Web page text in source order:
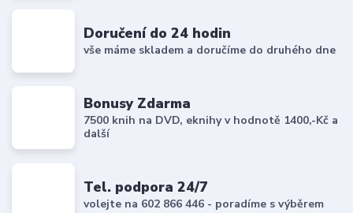
Doručení do 24 hodin
vše máme skladem a doručíme do druhého dne
Bonusy Zdarma
7500 knih na DVD, eknihy v hodnotě 1400,-Kč a
další
Tel. podpora 24/7
volejte na 602 866 446 - poradíme s výběrem